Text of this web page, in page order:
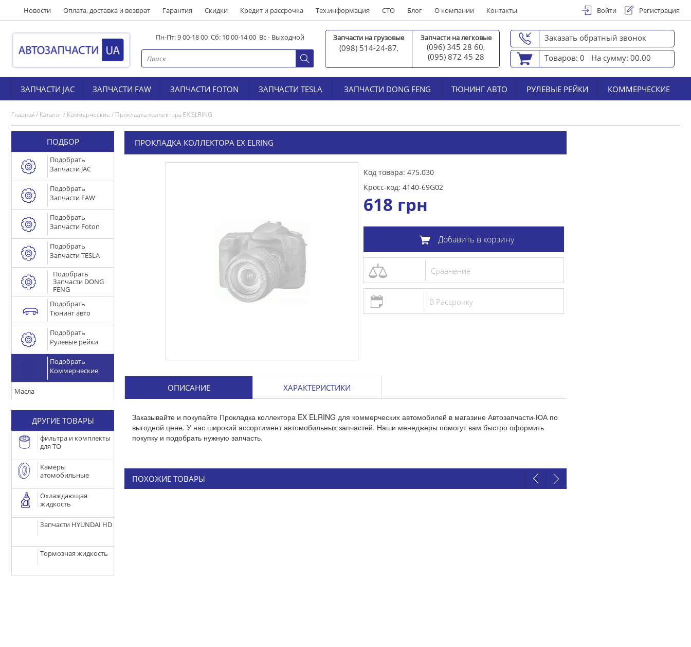
Новости Оплата, доставка и возврат Гарантия Скидки Кредит и рассрочка Тех.информация СТО Блог О компании Контакты Войти Регистрация
Пн-Пт: 9 00-18 00 Сб: 10 00-14 00 Вс - Выходной Запчасти на грузовые
(098) 514-24-87,
Запчасти на легковые
(096) 345 28 60,
(095) 872 45 28
Заказать обратный звонок
Товаров: 0
На сумму: 00.00
ЗАПЧАСТИ JAC ЗАПЧАСТИ FAW ЗАПЧАСТИ FOTON ЗАПЧАСТИ TESLA ЗАПЧАСТИ DONG FENG ТЮНИНГ АВТО РУЛЕВЫЕ РЕЙКИ КОММЕРЧЕСКИЕ
Главная/ Каталог/ Коммерческие / Прокладка коллектора EX ELRING
ПОДБОР
Подобрать
Запчасти JAC
Подобрать
Запчасти FAW
Подобрать
Запчасти Foton
Подобрать
Запчасти TESLA
Подобрать
Запчасти DONG
FENG
Подобрать
Тюнинг авто
Подобрать
Рулевые рейки
Подобрать
Коммерческие
Масла
ДРУГИЕ ТОВАРЫ
фильтра и комплекты
для ТО
Камеры
атомобильные
Охлаждающая
жидкость
Запчасти HYUNDAI HD
Тормозная жидкость
ПРОКЛАДКА КОЛЛЕКТОРА EX ELRING
Код товара: 475.030
Кросс-код: 4140-69G02
618 грн
Добавить в корзину
Сравнение
В Рассрочку
ОПИСАНИЕ ХАРАКТЕРИСТИКИ
Заказывайте и покупайте Прокладка коллектора EX ELRING для коммерческих автомобилей в магазине Автозапчасти-ЮА по
выгодной цене. У нас широкий ассортимент автомобильных запчастей. Наши менеджеры помогут вам быстро оформить
покупку и подобрать нужную запчасть.
ПОХОЖИЕ ТОВАРЫ